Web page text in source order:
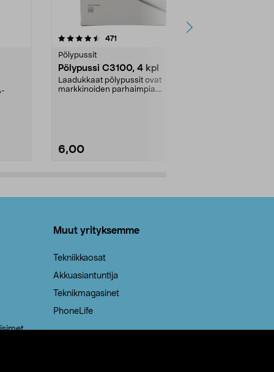
471
Pölypussit
Pölypussi C3100, 4 kpl
Laadukkaat pölypussit ovat
markkinoiden parhaimpia.
6,00
4.5viidestä
Muut yrityksemme
Tekniikkaosat
Akkuasiantuntija
Teknikmagasinet
PhoneLife